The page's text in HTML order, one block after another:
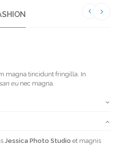
magna tincidunt fringilla. In
eunec magna.
Jessica Photo Studio et magnis